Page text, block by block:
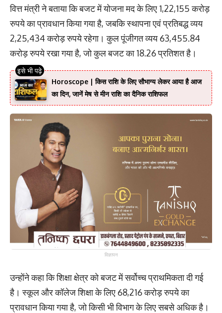
वित्त मंत्री ने बताया कि बजट में योजना मद के लिए 1,22,155 करोड़
रुपये का प्रावधान किया गया है, जबकि स्थापना एवं प्रतिबद्ध व्यय
2,25,434 करोड़ रुपये रहेगा। कुल पूंजीगत व्यय 63,455.84
करोड़ रुपये रखा गया है, जो कुल बजट का 18.26 प्रतिशत है।
Horoscope | किस राशि के लिए सौभाग्य लेकर आया है आज
का दिन, जानें मेष से मीन राशि का दैनिक राशिफल
विज्ञापन
उन्होंने कहा कि शिक्षा क्षेत्र को बजट में सर्वोच्च प्राथमिकता दी गई
है। स्कूल और कॉलेज शिक्षा के लिए 68,216 करोड़ रुपये का
प्रावधान किया गया है, जो किसी भी विभाग के लिए सबसे अधिक है।